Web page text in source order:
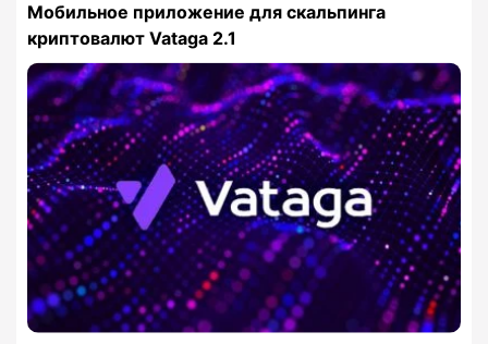
Мобильное приложение для скальпинга
криптовалют Vataga 2.1